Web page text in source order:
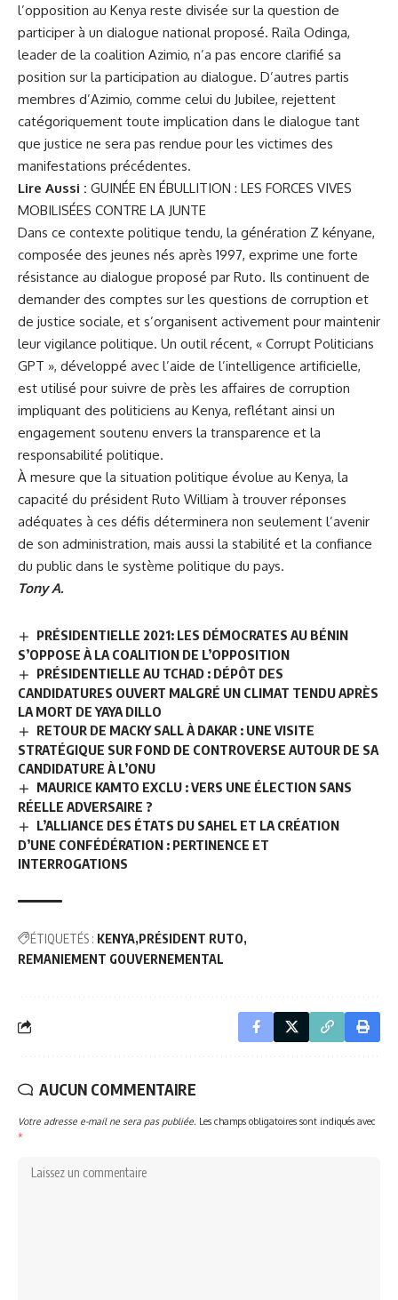
l’opposition au Kenya reste divisée sur la question de
participer à un dialogue national proposé. Raïla Odinga,
leader de la coalition Azimio, n’a pas encore clarifié sa
position sur la participation au dialogue. D’autres partis
membres d’Azimio, comme celui du Jubilee, rejettent
catégoriquement toute implication dans le dialogue tant
que justice ne sera pas rendue pour les victimes des
manifestations précédentes.
Lire Aussi : GUINÉE EN ÉBULLITION : LES FORCES VIVES
MOBILISÉES CONTRE LA JUNTE
Dans ce contexte politique tendu, la génération Z kényane,
composée des jeunes nés après 1997, exprime une forte
résistance au dialogue proposé par Ruto. Ils continuent de
demander des comptes sur les questions de corruption et
de justice sociale, et s’organisent activement pour maintenir
leur vigilance politique. Un outil récent, « Corrupt Politicians
GPT », développé avec l’aide de l’intelligence artificielle,
est utilisé pour suivre de près les affaires de corruption
impliquant des politiciens au Kenya, reflétant ainsi un
engagement soutenu envers la transparence et la
responsabilité politique.
À mesure que la situation politique évolue au Kenya, la
capacité du président Ruto William à trouver réponses
adéquates à ces défis déterminera non seulement l’avenir
de son administration, mais aussi la stabilité et la confiance
du public dans le système politique du pays.
Tony A.
PRÉSIDENTIELLE 2021: LES DÉMOCRATES AU BÉNIN
S’OPPOSE À LA COALITION DE L’OPPOSITION
PRÉSIDENTIELLE AU TCHAD : DÉPÔT DES
CANDIDATURES OUVERT MALGRÉ UN CLIMAT TENDU APRÈS
LA MORT DE YAYA DILLO
RETOUR DE MACKY SALL À DAKAR : UNE VISITE
STRATÉGIQUE SUR FOND DE CONTROVERSE AUTOUR DE SA
CANDIDATURE À L’ONU
MAURICE KAMTO EXCLU : VERS UNE ÉLECTION SANS
RÉELLE ADVERSAIRE ?
L’ALLIANCE DES ÉTATS DU SAHEL ET LA CRÉATION
D’UNE CONFÉDÉRATION : PERTINENCE ET
INTERROGATIONS
ÉTIQUETÉS : KENYA PRÉSIDENT RUTO
REMANIEMENT GOUVERNEMENTAL
AUCUN COMMENTAIRE
Votre adresse e-mail ne sera pas publiée. Les champs obligatoires sont indiqués avec
*